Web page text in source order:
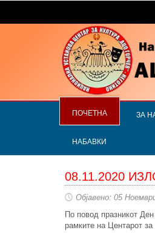
ПОЧЕТНА ЗА
НАБАВКИ
08.11.2020
Објавено: 05
По повод празникот
рамките на Центарот